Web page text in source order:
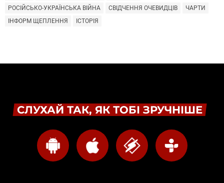
РОСІЙСЬКО-УКРАЇНСЬКА ВІЙНА
СВІДЧЕННЯ ОЧЕВИДЦІВ
ЧАРТИ
ІНФОРМ ЩЕПЛЕННЯ
ІСТОРІЯ
СЛУХАЙ ТАК, ЯК ТОБІ ЗРУЧНІШЕ